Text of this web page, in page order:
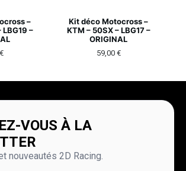
–
LBG19 –
€
Kit déco Motocross –
KTM – 50SX – LBG17 –
ORIGINAL
59,00 €
VOUS À LA
nouveautés 2D Racing.